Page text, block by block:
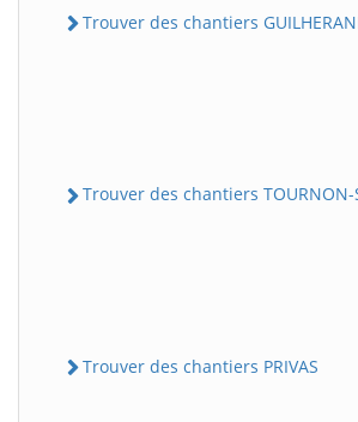
Trouver des chantiers
Trouver des chantiers TOURNON-
Trouver des chantiers PRIVAS